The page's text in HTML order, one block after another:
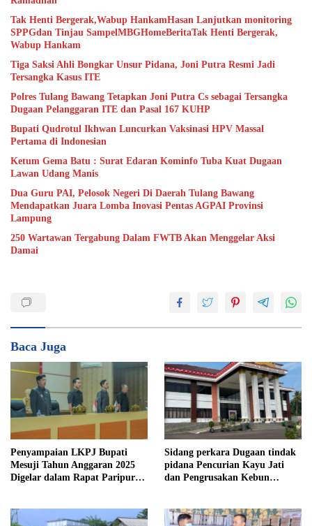
Tak Henti Bergerak,Wabup HankamHasan Lanjutkan monitoring
SPPGdan Tinjau SampelMBGHomeBeritaTak Henti Bergerak,
Wabup Hankam
Tiga Saksi Ahli Bongkar Unsur Pidana, Joni Putra Resmi Jadi
Tersangka Kasus ITE
Polres Tulang Bawang Tetapkan Joni Putra Cs sebagai Tersangka
Dugaan Pelanggaran ITE dan Pasal 167 KUHP
Bupati Qudrotul Ikhwan Luncurkan Vaksinasi HPV Massal
Pertama di Indonesian
Ketum Gema Batu : Surat Edaran Kominfo Tuba Kuat Dugaan
Lawan Udang Manis
Dua Guru PAI, Pelosok Negeri Di Daerah Tulang Bawang
Mendapatkan Juara Lomba Inovasi Pentas AGPAI Provinsi
Lampung
250 Wartawan Tergabung Dalam FWTB Akan Menggelar Aksi
Damai
Baca Juga
Penyampaian LKPJ Bupati
Mesuji Tahun Anggaran 2025
Digelar dalam Rapat Paripurna
Sidang perkara Dugaan tindak
pidana Pencurian Kayu Jati
dan Pengrusakan Kebun